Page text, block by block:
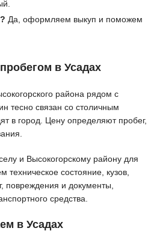
Да, оформляем выкуп и поможем
в Усадах
района рядом с
тесно связан со столичным
в город. Цену определяют пробег,
и Высокогорскому району для
техническое состояние, кузов,
повреждения и документы,
средства.
в Усадах